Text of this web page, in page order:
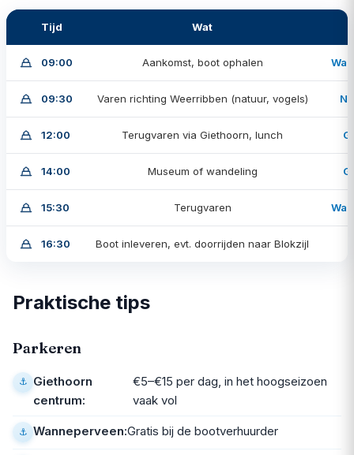
Tijd Wat
09:00 Aankomst, boot ophalen
09:30 Varen richting Weerribben (natuur, vogels)
12:00 Terugvaren via Giethoorn, lunch
14:00 Museum of wandeling
15:30 Terugvaren
16:30 Boot inleveren, evt. doorrijden naar Blokzijl
Praktische tips
Parkeren
Giethoorn
centrum:
€5–€15 per dag, in het hoogseizoen
vaak vol
Wanneperveen:Gratis bij de bootverhuurder